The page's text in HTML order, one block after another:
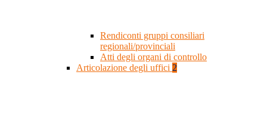
Rendiconti gruppi consiliari
regionali/provinciali
Atti degli organi di controllo
Articolazione degli uffici 2